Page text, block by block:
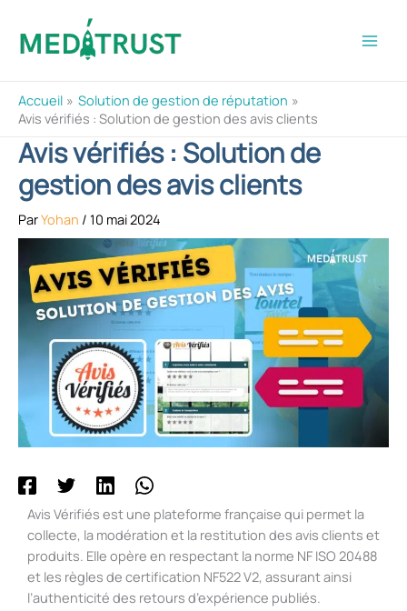
contenu
Accueil
Solution de gestion de réputation
Avis vérifiés : Solution de gestion des avis clients
Avis vérifiés : Solution de
gestion des avis clients
ParYohan / 10 mai 2024
Avis Vérifiés est une plateforme française qui permet la
collecte, la modération et la restitution des avis clients et
produits. Elle opère en respectant la norme NF ISO 20488
et les règles de certification NF522 V2, assurant ainsi
l’authenticité des retours d’expérience publiés.